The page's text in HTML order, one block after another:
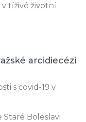
v tíživé životní
arcidiecézi
s covid-19 v
Staré Boleslavi